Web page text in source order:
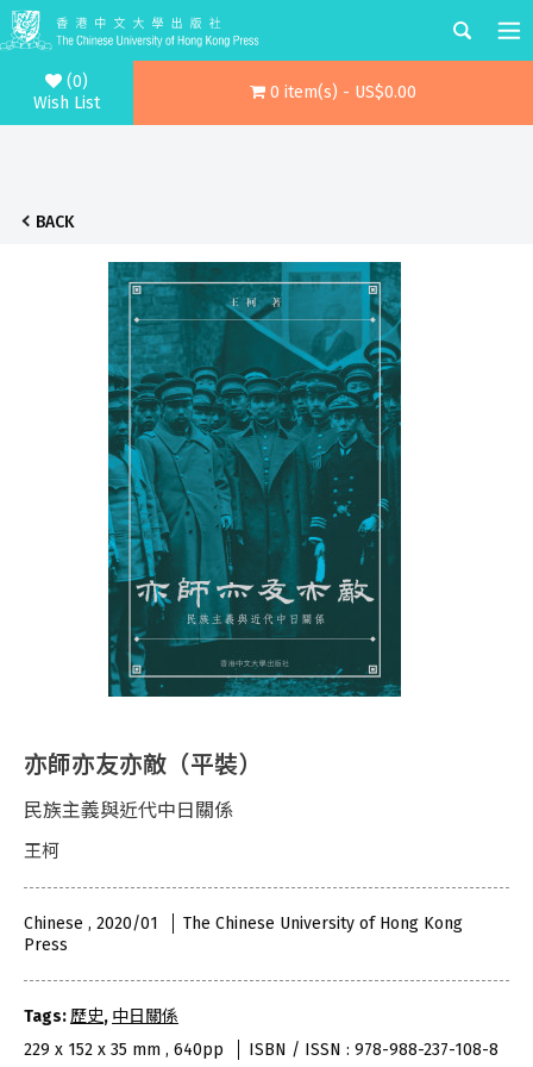
(0)
Wish List
0 item(s) - US$0.00
BACK
亦師亦友亦敵（平裝）
民族主義與近代中日關係
王柯
Chinese , 2020/01
The Chinese University of Hong Kong
Press
Tags:歷史, 中日關係
229 x 152 x 35 mm , 640pp
ISBN / ISSN : 978-988-237-108-8